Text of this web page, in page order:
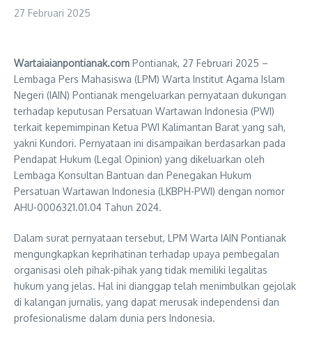
27 Februari 2025
Wartaiaianpontianak.com Pontianak, 27 Februari 2025 –
Lembaga Pers Mahasiswa (LPM) Warta Institut Agama Islam
Negeri (IAIN) Pontianak mengeluarkan pernyataan dukungan
terhadap keputusan Persatuan Wartawan Indonesia (PWI)
terkait kepemimpinan Ketua PWI Kalimantan Barat yang sah,
yakni Kundori. Pernyataan ini disampaikan berdasarkan pada
Pendapat Hukum (Legal Opinion) yang dikeluarkan oleh
Lembaga Konsultan Bantuan dan Penegakan Hukum
Persatuan Wartawan Indonesia (LKBPH-PWI) dengan nomor
AHU-0006321.01.04 Tahun 2024.
Dalam surat pernyataan tersebut, LPM Warta IAIN Pontianak
mengungkapkan keprihatinan terhadap upaya pembegalan
organisasi oleh pihak-pihak yang tidak memiliki legalitas
hukum yang jelas. Hal ini dianggap telah menimbulkan gejolak
di kalangan jurnalis, yang dapat merusak independensi dan
profesionalisme dalam dunia pers Indonesia.